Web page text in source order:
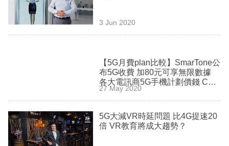
理
技
職
場
3 Jun 2020
【5G月費plan比較】SmarTone公
布5G收費 加80元可享無限數據
各大電訊商5G手機計劃價錢 CS
L、1010、中國移動、3HK邊間最
抵？
27 May 2020
5G大減VR時延問題 比4G提速20
倍 VR教育將成大趨勢？